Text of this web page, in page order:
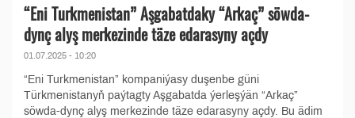
“Eni Turkmenistan” Aşgabatdaky “Arkaç” söwda-
dynç alyş merkezinde täze edarasyny açdy
01.07.2025 - 10:20
“Eni Turkmenistan” kompaniýasy duşenbe güni
Türkmenistanyň paýtagty Aşgabatda ýerleşýän “Arkaç”
söwda-dynç alyş merkezinde täze edarasyny açdy. Bu ädim